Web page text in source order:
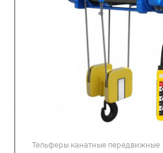
Тельферы канатные передвижные